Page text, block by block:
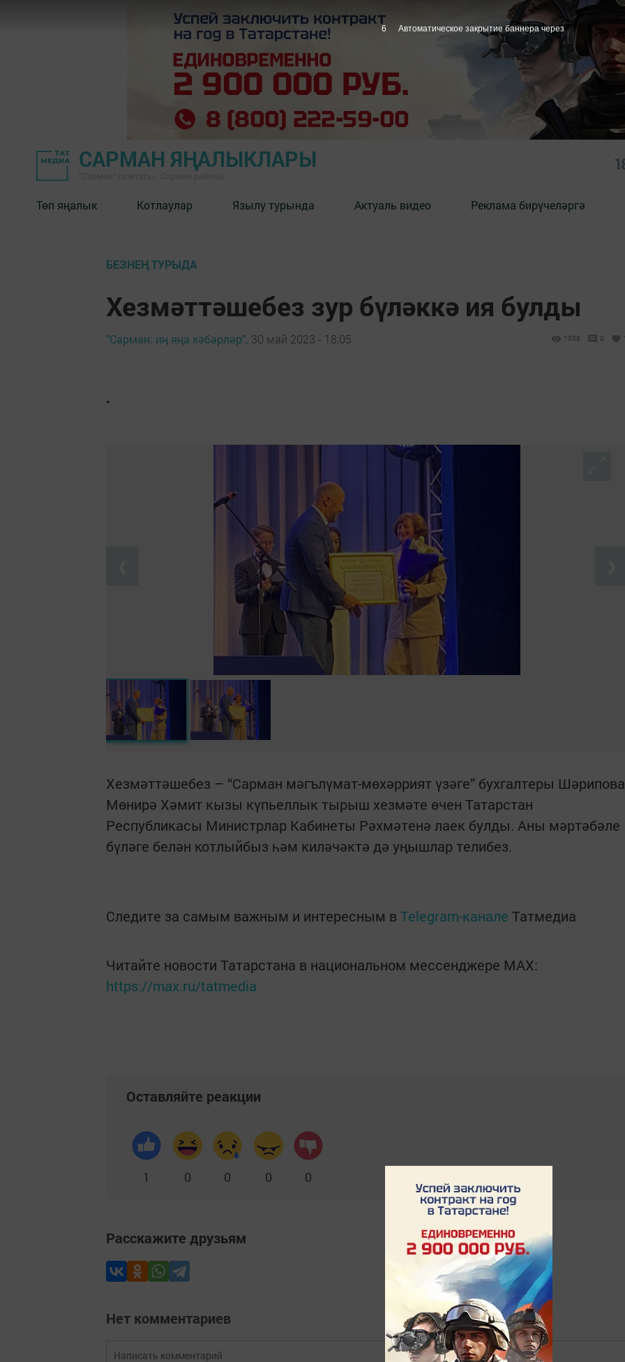
САРМАН ЯҢАЛЫКЛАРЫ
Төп яңалык Котлаулар Язылу турында Актуаль видео Реклама бирүчеләргә
БЕЗНЕҢ ТУРЫДА
Хезмәттәшебез зур бүләккә ия булды
"Сарман: иң яңа хәбәрләр", 30 май 2023 - 18:05 1338 0
.
Хезмәттәшебез – “Сарман мәгълүмат-мөхәррият үзәге” бухгалтеры Шәрипова
Мөнирә Хәмит кызы күпьеллык тырыш хезмәте өчен Татарстан
Республикасы Министрлар Кабинеты Рәхмәтенә лаек булды. Аны мәртәбәле
бүләге белән котлыйбыз һәм киләчәктә дә уңышлар телибез.
Следите за самым важным и интересным в Telegram-канале Татмедиа
Читайте новости Татарстана в национальном мессенджере MАХ:
https://max.ru/tatmedia
Оставляйте реакции
1 0 0 0 0
Расскажите друзьям
Нет комментариев
5 Автоматическое закрытие баннера через